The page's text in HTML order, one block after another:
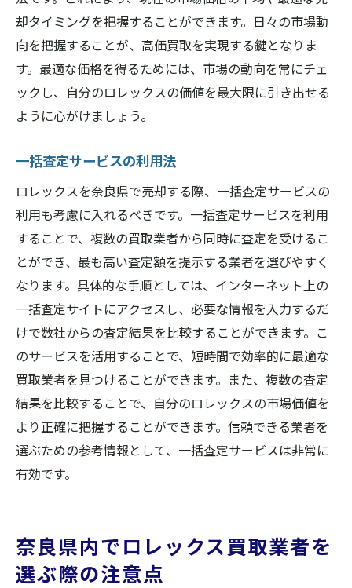
却タイミングを把握することができます。日々の市場動
向を把握することが、高価買取を実現する鍵となりま
す。最適な価格を得るためには、市場の動向を常にチェ
ックし、自分のロレックスの価値を最大限に引き出せる
ように心がけましょう。
一括査定サービスの利用法
ロレックスを奈良県で売却する際、一括査定サービスの
利用も考慮に入れるべきです。一括査定サービスを利用
することで、複数の買取業者から同時に査定を受けるこ
とができ、最も高い査定額を提示する業者を選びやすく
なります。具体的な手順としては、インターネット上の
一括査定サイトにアクセスし、必要な情報を入力するだ
けで数社からの査定結果を比較することができます。こ
のサービスを活用することで、短時間で効率的に最適な
買取業者を見つけることができます。また、複数の査定
結果を比較することで、自分のロレックスの市場価値を
より正確に把握することができます。信頼できる業者を
選ぶための参考情報として、一括査定サービスは非常に
有効です。
奈良県内でロレックス買取業者を
選ぶ際の注意点